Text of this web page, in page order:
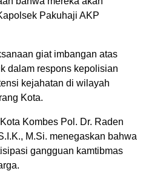
Pakuhaji AKP
giat imbangan atas
dalam respons kepolisian
kejahatan di wilayah
Kota.
Kombes Pol. Dr. Raden
M.Si. menegaskan bahwa
gangguan kamtibmas